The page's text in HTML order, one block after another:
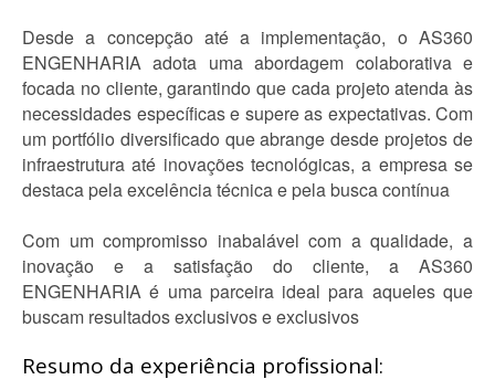
Desde a concepção até a implementação, o AS360
ENGENHARIA adota uma abordagem colaborativa e
focada no cliente, garantindo que cada projeto atenda às
necessidades específicas e supere as expectativas. Com
um portfólio diversificado que abrange desde projetos de
infraestrutura até inovações tecnológicas, a empresa se
destaca pela excelência técnica e pela busca contínua
Com um compromisso inabalável com a qualidade, a
inovação e a satisfação do cliente, a AS360
ENGENHARIA é uma parceira ideal para aqueles que
buscam resultados exclusivos e exclusivos
Resumo da experiência profissional: